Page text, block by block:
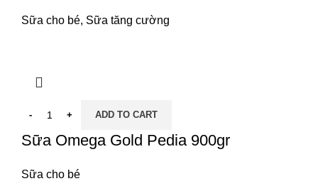
Sữa cho bé, Sữa tăng cường
ADD TO CART
Sữa Omega Gold Pedia 900gr
Sữa cho bé